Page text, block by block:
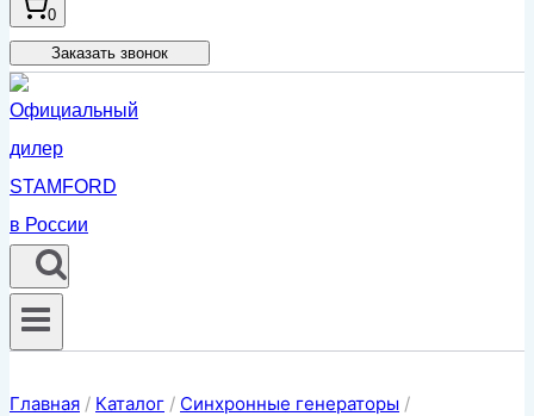
0
Заказать звонок
Главная / Каталог / Синхронные генераторы /